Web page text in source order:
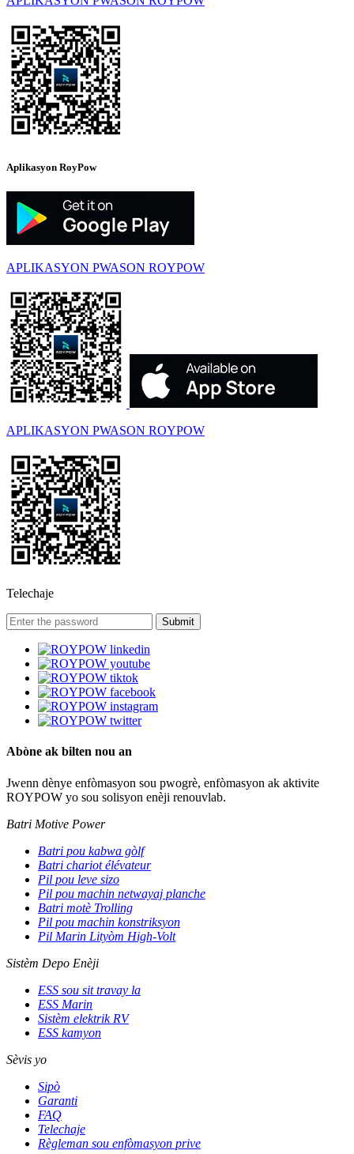
Aplikasyon RoyPow
APLIKASYON PWASON ROYPOW
APLIKASYON PWASON ROYPOW
Telechaje
Abòne ak bilten nou an
Jwenn dènye enfòmasyon sou pwogrè, enfòmasyon ak aktivite
ROYPOW yo sou solisyon enèji renouvlab.
Batri Motive Power
Batri pou kabwa gòlf
Batri chariot élévateur
Pil pou leve sizo
Pil pou machin netwayaj planche
Batri motè Trolling
Pil pou machin konstriksyon
Pil Marin Lityòm High-Volt
Sistèm Depo Enèji
ESS sou sit travay la
ESS Marin
Sistèm elektrik RV
ESS kamyon
Sèvis yo
Sipò
Garanti
FAQ
Telechaje
Règleman sou enfòmasyon prive